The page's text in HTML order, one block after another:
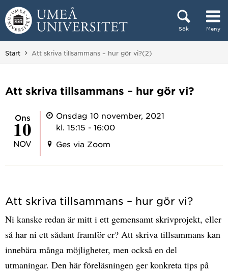
Hoppa direkt till innehållet
Sök Meny
Huvudmenyn dold.
Start Du är här:
Att skriva tillsammans – hur gör vi?(2)
Att skriva tillsammans – hur gör vi?
ons
10
NOV
Onsdag 10 november, 2021
kl. 15:15 - 16:00
Ges via Zoom
Att skriva tillsammans – hur gör vi?
Ni kanske redan är mitt i ett gemensamt skrivprojekt, eller
så har ni ett sådant framför er? Att skriva tillsammans kan
innebära många möjligheter, men också en del
utmaningar. Den här föreläsningen ger konkreta tips på